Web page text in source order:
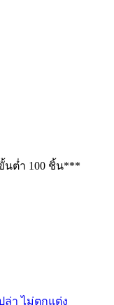
ต่ำ 100 ชิ้น***